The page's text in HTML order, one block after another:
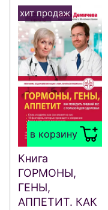
в корзину
хит продаж
Книга
ГОРМОНЫ,
ГЕНЫ,
АППЕТИТ. КАК